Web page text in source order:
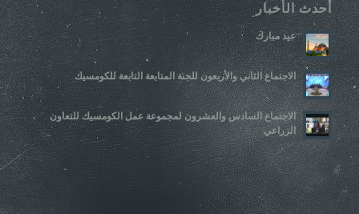
أحدث الأخبار
عيد مبارك
الاجتماع الثاني والأربعون للجنة المتابعة التابعة للكومسيك
الاجتماع السادس والعشرون لمجموعة عمل الكومسيك للتعاون
الزراعي